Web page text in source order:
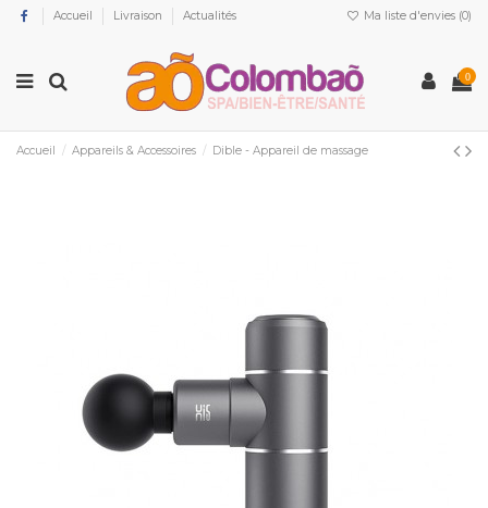
Accueil Livraison Actualités Ma liste d'envies (0)
0
Accueil Appareils & Accessoires Dible - Appareil de massage